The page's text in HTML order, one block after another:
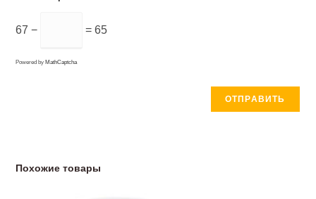
67 − = 65
Powered by MathCaptcha
Похожие товары